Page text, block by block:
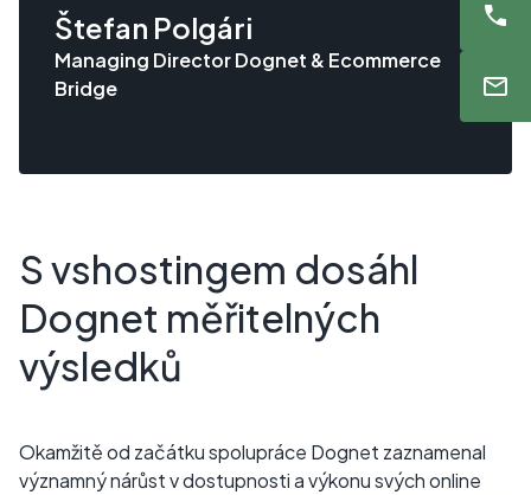
Štefan Polgári
Managing Director Dognet & Ecommerce
Bridge
S vshostingem dosáhl
Dognet měřitelných
výsledků
Okamžitě od začátku spolupráce Dognet zaznamenal
významný nárůst v dostupnosti a výkonu svých online